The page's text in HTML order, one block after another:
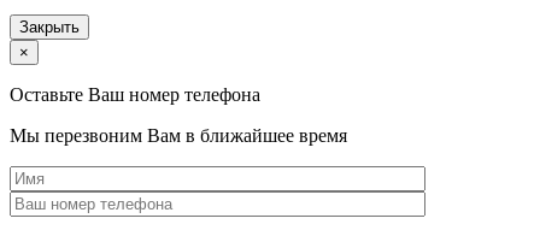
Закрыть
×
Оставьте Ваш номер телефона
Мы перезвоним Вам в ближайшее время